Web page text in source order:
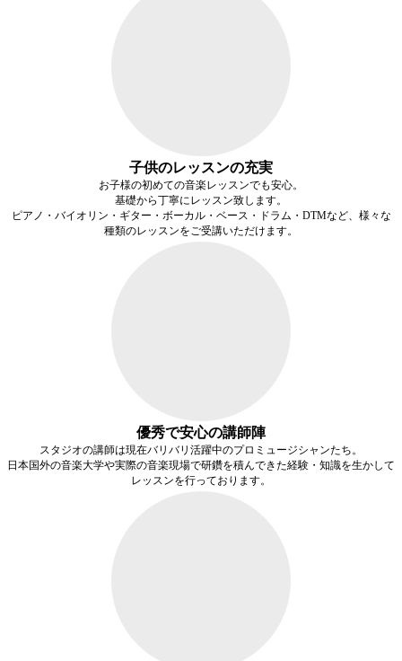
子供のレッスンの充実
お子様の初めての音楽レッスンでも安心。
基礎から丁寧にレッスン致します。
ピアノ・バイオリン・ギター・ボーカル・ベース・ドラム・DTMなど、様々な
種類のレッスンをご受講いただけます。
優秀で安心の講師陣
スタジオの講師は現在バリバリ活躍中のプロミュージシャンたち。
日本国外の音楽大学や実際の音楽現場で研鑽を積んできた経験・知識を生かして
レッスンを行っております。